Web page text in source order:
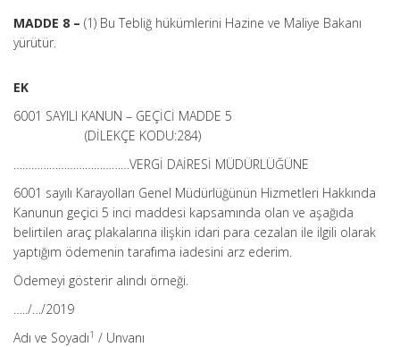
MADDE 8 – (1) Bu Tebliğ hükümlerini Hazine ve Maliye Bakanı
yürütür.
EK
6001 SAYILI KANUN – GEÇİCİ MADDE 5
(DİLEKÇE KODU:284)
…………………………………VERGİ DAİRESİ MÜDÜRLÜĞÜNE
6001 sayılı Karayolları Genel Müdürlüğünün Hizmetleri Hakkında
Kanunun geçici 5 inci maddesi kapsamında olan ve aşağıda
belirtilen araç plakalarına ilişkin idari para cezalan ile ilgili olarak
yaptığım ödemenin tarafıma iadesini arz ederim.
Ödemeyi gösterir alındı örneği.
…../…/2019
Adı ve Soyadı1 / Unvanı